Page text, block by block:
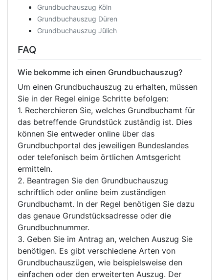
Grundbuchauszug Köln
Grundbuchauszug Düren
Grundbuchauszug Jülich
FAQ
Wie bekomme ich einen Grundbuchauszug?
Um einen Grundbuchauszug zu erhalten, müssen
Sie in der Regel einige Schritte befolgen:
1. Recherchieren Sie, welches Grundbuchamt für
das betreffende Grundstück zuständig ist. Dies
können Sie entweder online über das
Grundbuchportal des jeweiligen Bundeslandes
oder telefonisch beim örtlichen Amtsgericht
ermitteln.
2. Beantragen Sie den Grundbuchauszug
schriftlich oder online beim zuständigen
Grundbuchamt. In der Regel benötigen Sie dazu
das genaue Grundstücksadresse oder die
Grundbuchnummer.
3. Geben Sie im Antrag an, welchen Auszug Sie
benötigen. Es gibt verschiedene Arten von
Grundbuchauszügen, wie beispielsweise den
einfachen oder den erweiterten Auszug. Der